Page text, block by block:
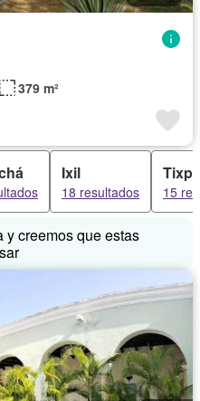
379 m²
Ixil
18 resultados 15
y creemos que estas